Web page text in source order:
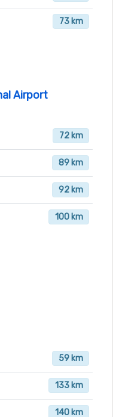
73 km
Airport
72 km
89 km
92 km
100 km
59 km
133 km
140 km